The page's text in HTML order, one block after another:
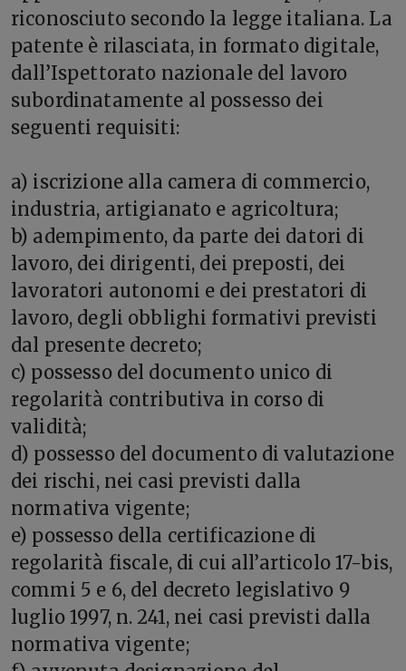
riconosciuto secondo la legge italiana. La
patente è rilasciata, in formato digitale,
dall’Ispettorato nazionale del lavoro
subordinatamente al possesso dei
seguenti requisiti:
a) iscrizione alla camera di commercio,
industria, artigianato e agricoltura;
b) adempimento, da parte dei datori di
lavoro, dei dirigenti, dei preposti, dei
lavoratori autonomi e dei prestatori di
lavoro, degli obblighi formativi previsti
dal presente decreto;
c) possesso del documento unico di
regolarità contributiva in corso di
validità;
d) possesso del documento di valutazione
dei rischi, nei casi previsti dalla
normativa vigente;
e) possesso della certificazione di
regolarità fiscale, di cui all’articolo 17-bis,
commi 5 e 6, del decreto legislativo 9
luglio 1997, n. 241, nei casi previsti dalla
normativa vigente;